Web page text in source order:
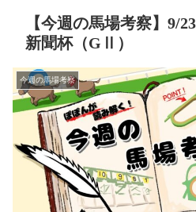
【今週の馬場考察】
新聞杯（GⅡ）
今週の馬場考察